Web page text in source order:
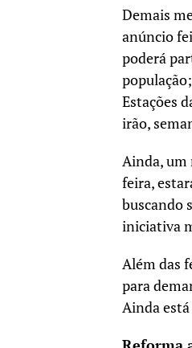
Demais
anúncio
poderá
Estações
irão,
Ainda, um
feira,
buscando
iniciativa
Além das
para
Ainda